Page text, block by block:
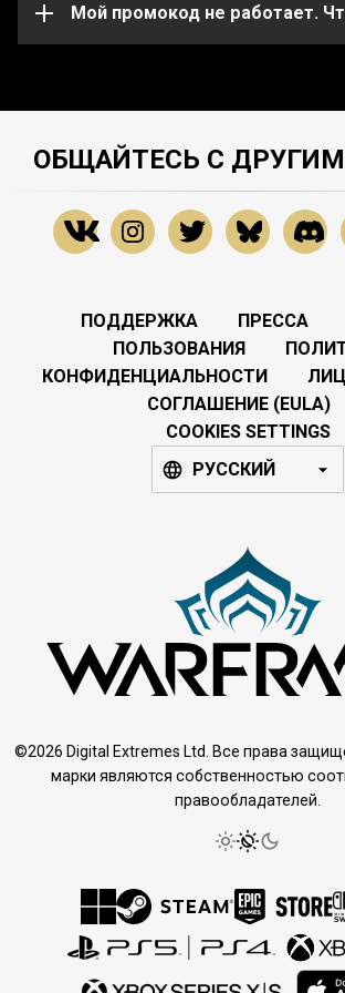
Мой промокод не работает.
службу поддержки.
ОБЩАЙТЕСЬ С
ПОДДЕРЖКА ПРЕССА
ПОЛЬЗОВАНИЯ
КОНФИДЕНЦИАЛЬНОСТИ
СОГЛАШЕНИЕ (EULA)
COOKIES SETTINGS
РУССКИЙ
©2026 Digital Extremes Ltd. Все права
марки являются собственностью
правообладателей.